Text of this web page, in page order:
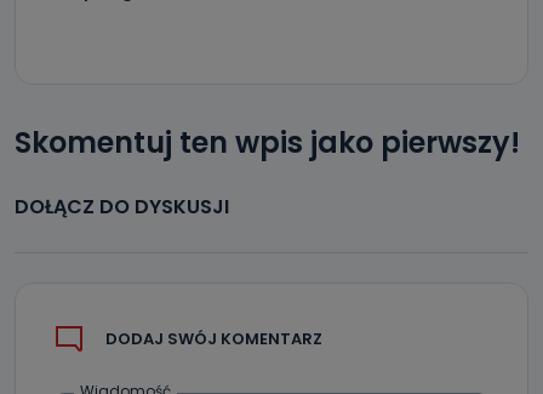
Skomentuj ten wpis jako pierwszy!
DOŁĄCZ DO DYSKUSJI
DODAJ SWÓJ KOMENTARZ